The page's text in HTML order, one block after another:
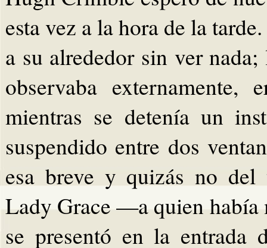
esta vez a la hora de la
a su alrededor sin ver
observaba
mientras se detenía un
suspendido entre dos
esa breve y quizás no del
Lady Grace —a quien
se presentó en la entrada